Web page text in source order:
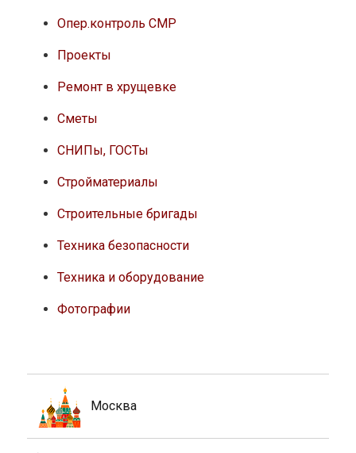
Опер.контроль СМР
Проекты
Ремонт в хрущевке
Сметы
СНИПы, ГОСТы
Стройматериалы
Строительные бригады
Техника безопасности
Техника и оборудование
Фотографии
Москва